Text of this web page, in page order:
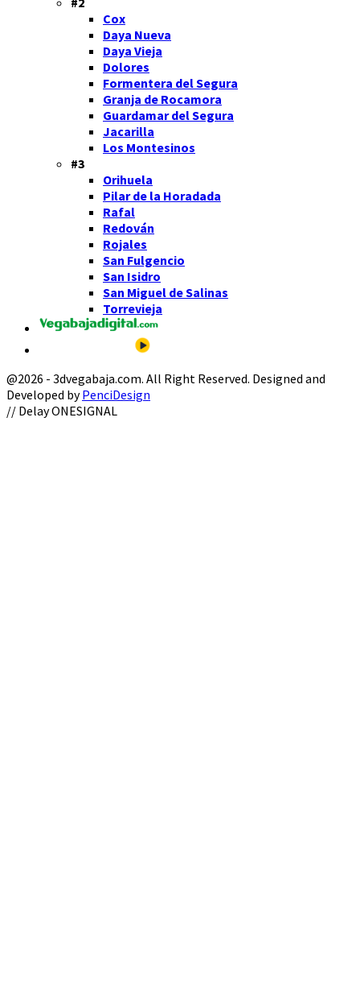
Cox
Daya Nueva
Daya Vieja
Dolores
Formentera del Segura
Granja de Rocamora
Guardamar del Segura
Jacarilla
Los Montesinos
#3
Orihuela
Pilar de la Horadada
Rafal
Redován
Rojales
San Fulgencio
San Isidro
San Miguel de Salinas
Torrevieja
@2026 - 3dvegabaja.com. All Right Reserved. Designed and
Developed byPenciDesign
Facebook
Twitter
Instagram
Youtube
Email
// Delay ONESIGNAL